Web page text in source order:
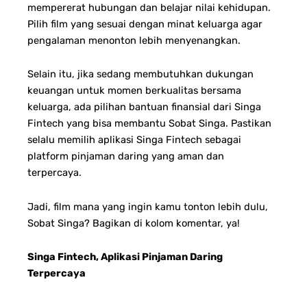
mempererat hubungan dan belajar nilai kehidupan.
Pilih film yang sesuai dengan minat keluarga agar
pengalaman menonton lebih menyenangkan.
Selain itu, jika sedang membutuhkan dukungan
keuangan untuk momen berkualitas bersama
keluarga, ada pilihan bantuan finansial dari Singa
Fintech yang bisa membantu Sobat Singa. Pastikan
selalu memilih aplikasi Singa Fintech sebagai
platform pinjaman daring yang aman dan
terpercaya.
Jadi, film mana yang ingin kamu tonton lebih dulu,
Sobat Singa? Bagikan di kolom komentar, ya!
Singa Fintech, Aplikasi Pinjaman Daring
Terpercaya